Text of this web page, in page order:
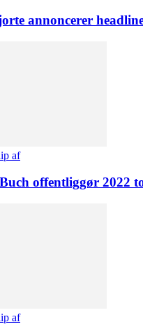
annoncerer
af
offentliggør 2022
af